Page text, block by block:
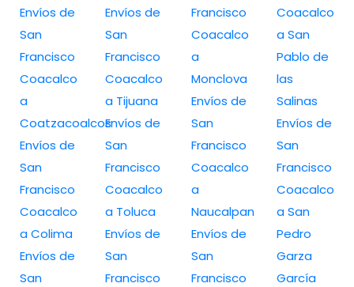
Envíos de
San
Francisco
Coacalco
a
Coatzacoalcos
Envíos de
San
Francisco
Coacalco
a Colima
Envíos de
San
Envíos de
San
Francisco
Coacalco
a Tijuana
Envíos de
San
Francisco
Coacalco
a Toluca
Envíos de
San
Francisco
Francisco
Coacalco
a
Monclova
Envíos de
San
Francisco
Coacalco
a
Naucalpan
Envíos de
San
Francisco
Coacalco
a San
Pablo de
las
Salinas
Envíos de
San
Francisco
Coacalco
a San
Pedro
Garza
García